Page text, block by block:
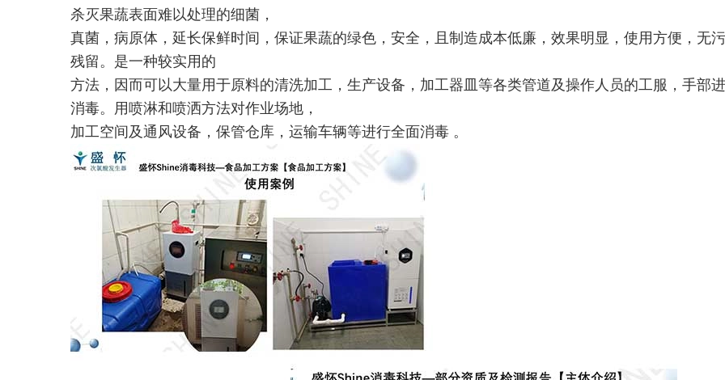
杀灭果蔬表面难以处理的细菌，
真菌，病原体，延长保鲜时间，保证果蔬的绿色，安全，且制造成本低廉，效果明显，使用方便，无
残留。是一种较实用的
方法，因而可以大量用于原料的清洗加工，生产设备，加工器皿等各类管道及操作人员的工服，手部
消毒。用喷淋和喷洒方法对作业场地，
加工空间及通风设备，保管仓库，运输车辆等进行全面消毒 。